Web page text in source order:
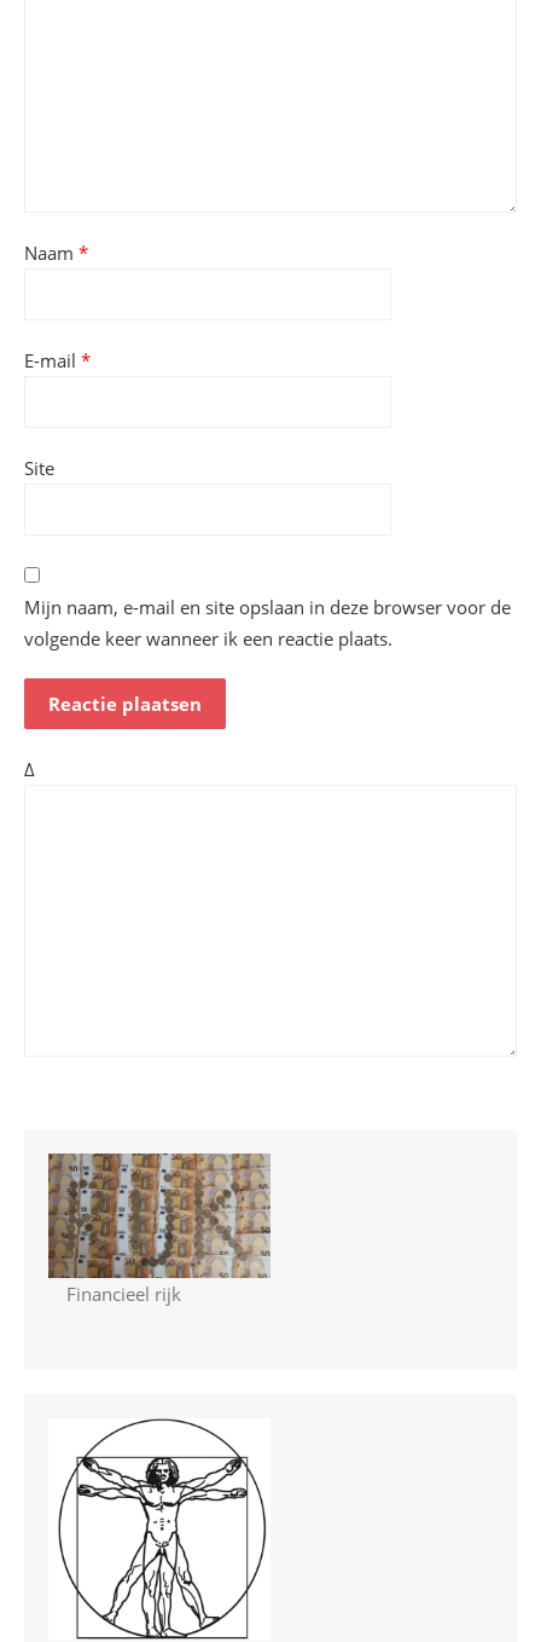
Naam *
E-mail *
Site
Mijn naam, e-mail en site opslaan in deze browser voor de
volgende keer wanneer ik een reactie plaats.
Δ
Financieel rijk